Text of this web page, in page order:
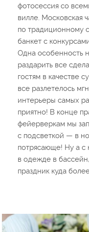
фотосессия со
вилле. Московская
по традиционному
банкет с
Одна особенность
раздарить все
гостям в качестве
все разлетелось
интерьеры самых
приятно! В конце
фейерверкам мы
с подсветкой — в
потрясающе! Ну а с
в одежде в
праздник куда